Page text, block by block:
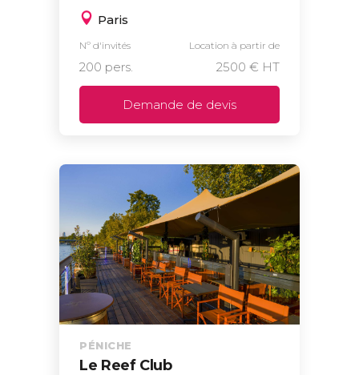
Paris
Nº d'invités
200 pers.
Location à partir de
2500 € HT
Demande de devis
PÉNICHE
Le Reef Club